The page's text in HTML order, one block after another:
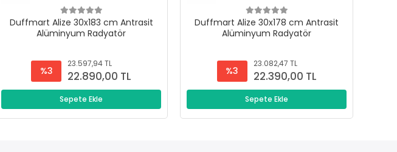
Duffmart Alize 30x183 cm Antrasit
Alüminyum Radyatör
%3
23.597,94 TL
22.890,00 TL
Sepete Ekle
Duffmart Alize 30x178 cm Antrasit
Alüminyum Radyatör
%3
23.082,47 TL
22.390,00 TL
Sepete Ekle